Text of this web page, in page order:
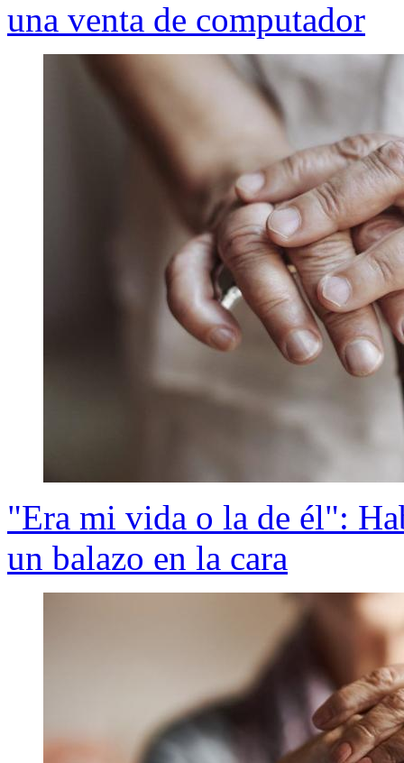
una venta de computador
"Era mi vida o la de él":
un balazo en la cara